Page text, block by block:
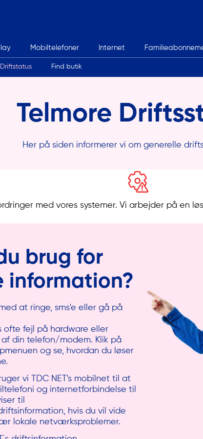
Mobiltelefoner Internet
Driftstatus Find butik
Telmore
Her på siden informerer vi om generelle
med vores systemer. Vi arbejder på en
brug for
information?
at ringe, sms'e eller gå på
ofte fejl på hardware eller
din telefon/modem. Klik på
og se, hvordan du løser
vi TDC NET's mobilnet til at
og internetforbindelse til
til
driftsinformation, hvis du vil vide
lokale netværksproblemer.